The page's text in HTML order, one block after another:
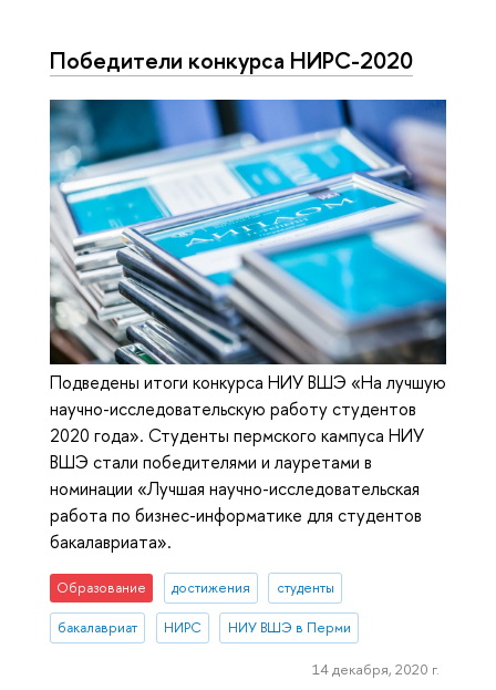
Победители конкурса НИРС-2020
Подведены итоги конкурса НИУ ВШЭ «На лучшую
научно-исследовательскую работу студентов
2020 года». Студенты пермского кампуса НИУ
ВШЭ стали победителями и лауретами в
номинации «Лучшая научно-исследовательская
работа по бизнес-информатике для студентов
бакалавриата».
Образование достижения студенты
бакалавриат НИРС НИУ ВШЭ в Перми
14 декабря, 2020 г.